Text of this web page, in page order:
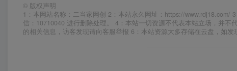
© 版权声明
1：本网站名称：二当家网创 2：本站永久网址：https://
信：10710040 进行删除处理。 4：本站一切资源不代表本站立场，并
的相关信息，访客发现请向客服举报 6：本站资源大多存储在云盘，如发